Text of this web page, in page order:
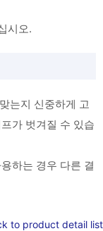
시오.
는지 신중하게 고
가 벗겨질 수 있습
하는 경우 다른 결
to product detail list